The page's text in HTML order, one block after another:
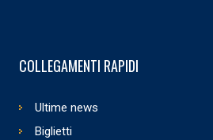
COLLEGAMENTI RAPIDI
Ultime news
Biglietti